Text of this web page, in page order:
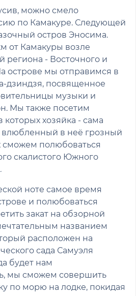
можно смело
по Камакуре. Следующей
остров Эносима.
от Камакуры возле
региона - Восточного и
острове мы отправимся в
дзиндзя, посвященное
музыки и
Мы также посетим
хозяйка - сама
влюбленный в неё грозный
сможем полюбоваться
скалистого Южного
ноте самое время
и полюбоваться
закат на обзорной
названием
расположен на
сада Самуэля
будет нам
мы сможем совершить
по морю на лодке, покидая